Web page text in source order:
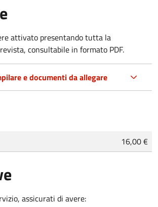
attivato presentando tutta la
consultabile in formato PDF.
e documenti da allegare
16,00 €
assicurati di avere: